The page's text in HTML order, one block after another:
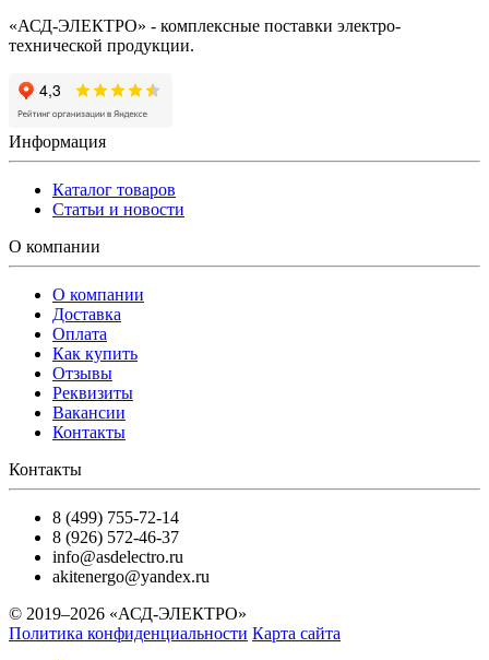
«АСД-ЭЛЕКТРО» - комплексные поставки электро-
технической продукции.
Информация
Каталог товаров
Статьи и новости
О компании
О компании
Доставка
Оплата
Как купить
Отзывы
Реквизиты
Вакансии
Контакты
Контакты
8 (499) 755-72-14
8 (926) 572-46-37
info@asdelectro.ru
akitenergo@yandex.ru
© 2019–2026 «АСД-ЭЛЕКТРО»
Политика конфиденциальности Карта сайта